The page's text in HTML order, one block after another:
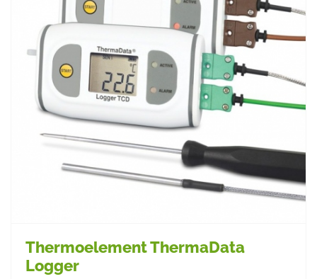
Thermoelement ThermaData
Logger